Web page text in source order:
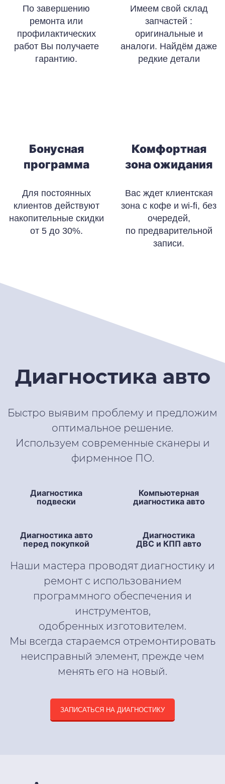
По завершению
ремонта или
профилактических
работ Вы получаете
гарантию.
Бонусная
программа
Для постоянных
клиентов действуют
накопительные скидки
от 5 до 30%.
Имеем свой склад
запчастей :
оригинальные и
аналоги. Найдём даже
редкие детали
Комфортная
зона ожидания
Вас ждет клиентская
зона с кофе и wi-fi, без
очередей,
по предварительной
записи.
Диагностика авто
Быстро выявим проблему и предложим
оптимальное решение.
Используем современные сканеры и
фирменное ПО.
Диагностика
подвески
Компьютерная
диагностика авто
Диагностика авто
перед покупкой
Диагностика
ДВС и КПП авто
Наши мастера проводят диагностику и
ремонт с использованием
программного обеспечения и
инструментов,
одобренных изготовителем.
Мы всегда стараемся отремонтировать
неисправный элемент, прежде чем
менять его на новый.
ЗАПИСАТЬСЯ НА ДИАГНОСТИКУ